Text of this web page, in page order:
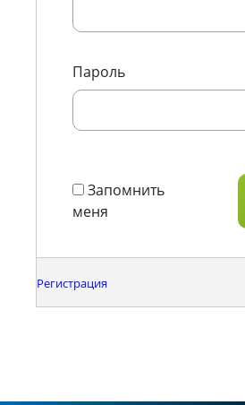
Пароль
Запомнить
меня
Регистрация